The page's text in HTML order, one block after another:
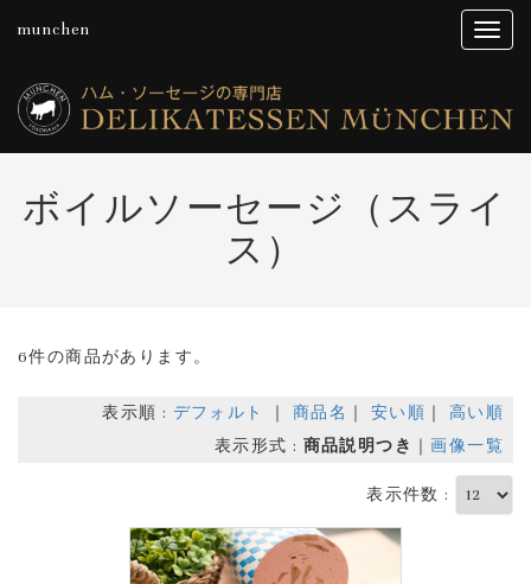
munchen
ボイルソーセージ（スライ
ス）
6件の商品があります。
表示順 : デフォルト 商品名 安い順
高い順
表示形式 : 商品説明つき 画像一覧
表示件数 :